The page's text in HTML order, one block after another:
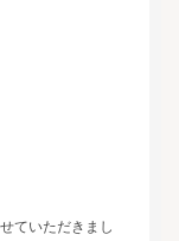
ていただきまし